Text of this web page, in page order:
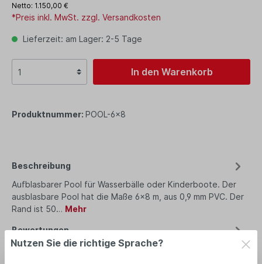
Netto: 1.150,00 €
*Preis inkl. MwSt. zzgl. Versandkosten
Lieferzeit: am Lager: 2-5 Tage
In den Warenkorb
Produktnummer: POOL-6x8
Beschreibung
Aufblasbarer Pool für Wasserbälle oder Kinderboote. Der
ausblasbare Pool hat die Maße 6x8 m, aus 0,9 mm PVC. Der
Rand ist 50… Mehr
Bewertungen
Nutzen Sie die richtige Sprache?